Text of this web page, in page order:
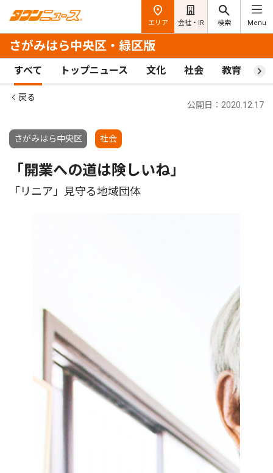
エリア 会社・IR 検索 Menu
さがみはら中央区・緑区版
すべて トップニュース 文化 社会 教育 ス
戻る
さがみはら中央区 社会
公開日：2020.12.17
「開業への道は険しいね」
「リニア」見守る地域団体